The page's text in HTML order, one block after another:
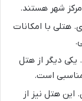
شهر هستند.
روی. هتلی با امکانات
یکی دیگر از هتل
مناسبی است.
این هتل نیز از